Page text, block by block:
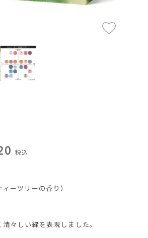
税込
ーツリーの香り）
々しい緑を表現しました。